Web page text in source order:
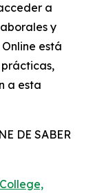
a
y
está
a esta
DE SABER